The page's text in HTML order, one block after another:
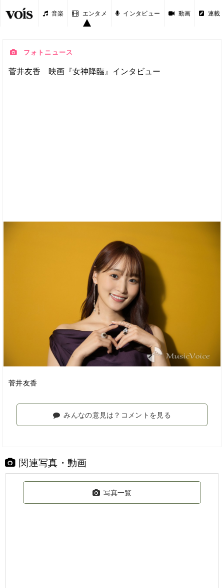
音楽 エンタメ インタビュー 動画 連載
フォトニュース
菅井友香 映画『女神降臨』インタビュー
菅井友香
みんなの意見は？コメントを見る
関連写真・動画
写真一覧